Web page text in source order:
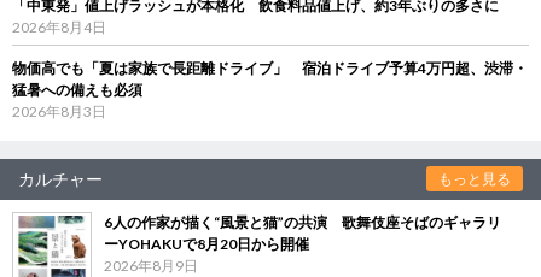
「中東発」値上げラッシュが本格化 飲食料品値上げ、約3年ぶりの多さに
2026年8月4日
物価高でも「夏は家族で長距離ドライブ」 宿泊ドライブ予算4万円超、渋滞・
猛暑への備えも必須
2026年8月3日
カルチャー もっと見る
6人の作家が描く“風景と猫”の共演 歌舞伎座そばのギャラリ
ーYOHAKUで8月20日から開催
2026年8月9日